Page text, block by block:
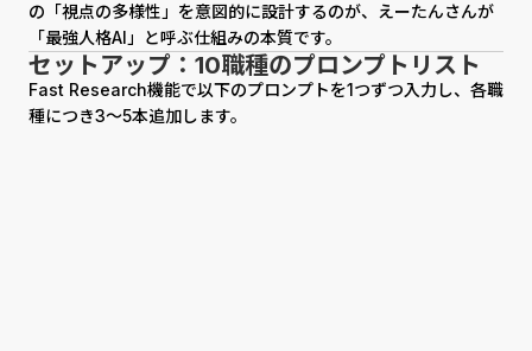
の「視点の多様性」を意図的に設計するのが、えーたんさんが
「最強人格AI」と呼ぶ仕組みの本質です。
セットアップ：10職種のプロンプトリスト
Fast Research機能で以下のプロンプトを1つずつ入力し、各職
種につき3〜5本追加します。